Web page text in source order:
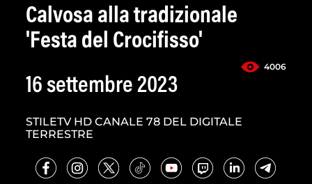
Calvosa alla tradizionale
'Festa del Crocifisso'
4006
16 settembre 2023
STILETV HD CANALE 78 DEL DIGITALE
TERRESTRE